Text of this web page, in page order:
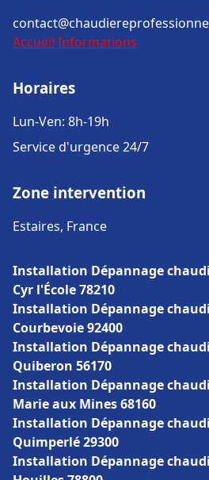
Accueil Informations
Horaires
Lun-Ven: 8h-19h
Service d'urgence 24/7
Zone intervention
Estaires, France
Installation Dépannage
Cyr l'École 78210
Installation Dépannage
Courbevoie 92400
Installation Dépannage
Quiberon 56170
Installation Dépannage
Marie aux Mines 68160
Installation Dépannage
Quimperlé 29300
Installation Dépannage